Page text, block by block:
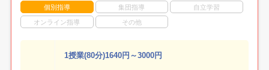
個別指導 集団指導 自立学習
オンライン指導 その他
1授業(80分)1640円～3000円